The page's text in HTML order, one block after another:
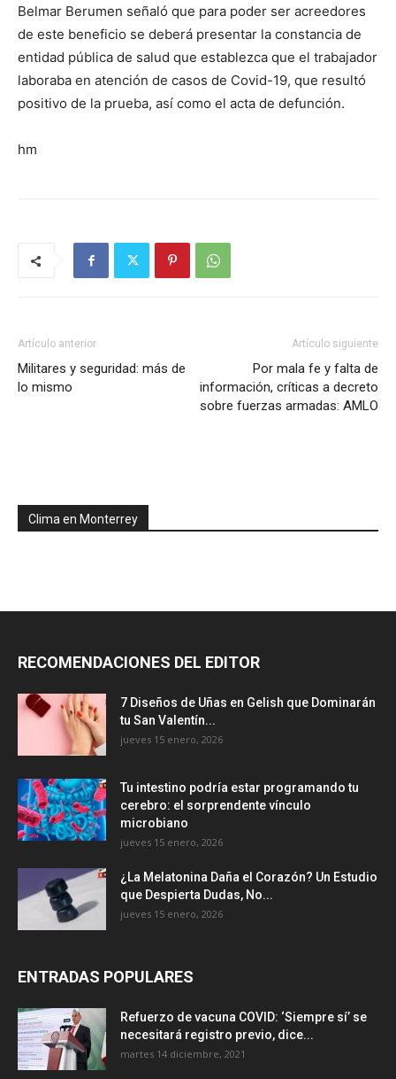
Belmar Berumen señaló que para poder ser acreedores
de este beneficio se deberá presentar la constancia de
entidad pública de salud que establezca que el trabajador
laboraba en atención de casos de Covid-19, que resultó
positivo de la prueba, así como el acta de defunción.
hm
Artículo anterior
Militares y seguridad: más de
lo mismo
Artículo siguiente
Por mala fe y falta de
información, críticas a decreto
sobre fuerzas armadas: AMLO
Clima en Monterrey
RECOMENDACIONES DEL EDITOR
7 Diseños de Uñas en Gelish que Dominarán
tu San Valentín...
jueves 15 enero, 2026
Tu intestino podría estar programando tu
cerebro: el sorprendente vínculo
microbiano
jueves 15 enero, 2026
¿La Melatonina Daña el Corazón? Un Estudio
que Despierta Dudas, No...
jueves 15 enero, 2026
ENTRADAS POPULARES
Refuerzo de vacuna COVID: ‘Siempre sí’ se
necesitará registro previo, dice...
martes 14 diciembre, 2021